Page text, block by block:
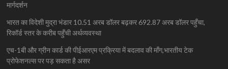
मार्गदर्शन
भारत का विदेशी मुद्रा भंडार 10.51 अरब डॉलर बढ़कर 692.87 अरब डॉलर पहुँचा,
रिकॉर्ड स्तर के करीब पहुँची अर्थव्यवस्था
एच-1बी और ग्रीन कार्ड की पीईआरएम प्रक्रिया में बदलाव की माँग,भारतीय टेक
प्रोफेशनल्स पर पड़ सकता है असर